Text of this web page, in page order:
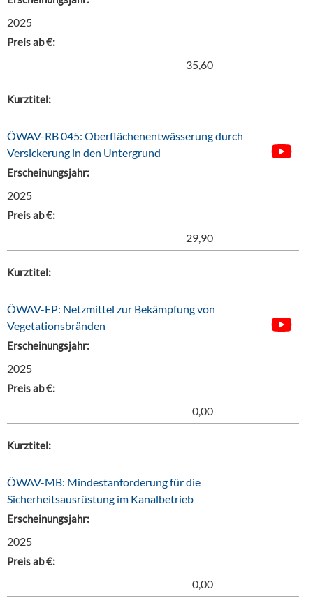
2025
Preis ab €:
35,60
Kurztitel:
ÖWAV-RB 045: Oberflächenentwässerung durch
Versickerung in den Untergrund
Erscheinungsjahr:
2025
Preis ab €:
29,90
Kurztitel:
ÖWAV-EP: Netzmittel zur Bekämpfung von
Vegetationsbränden
Erscheinungsjahr:
2025
Preis ab €:
0,00
Kurztitel:
ÖWAV-MB: Mindestanforderung für die
Sicherheitsausrüstung im Kanalbetrieb
Erscheinungsjahr:
2025
Preis ab €:
0,00